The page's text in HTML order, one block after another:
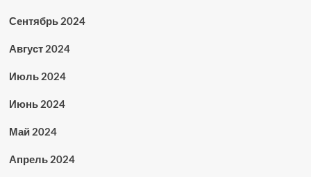
Сентябрь 2024
Август 2024
Июль 2024
Июнь 2024
Май 2024
Апрель 2024